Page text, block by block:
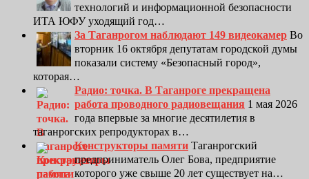
технологий и информационной безопасности
ИТА ЮФУ уходящий год…
За Таганрогом наблюдают 149 видеокамер Во
вторник 16 октября депутатам городской думы
показали систему «Безопасный город»,
которая…
Радио: точка. В Таганроге прекращена
работа проводного радиовещания 1 мая 2026
года впервые за многие десятилетия в
таганрогских репродукторах в…
Конструкторы памяти Таганрогский
предприниматель Олег Бова, предприятие
которого уже свыше 20 лет существует на…